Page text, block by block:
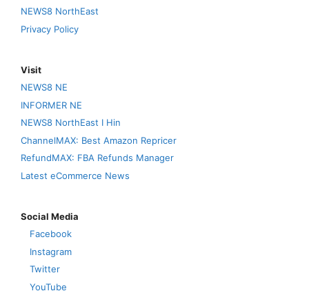
NEWS8 NorthEast
Privacy Policy
Visit
NEWS8 NE
INFORMER NE
NEWS8 NorthEast I Hin
ChannelMAX: Best Amazon Repricer
RefundMAX: FBA Refunds Manager
Latest eCommerce News
Social Media
Facebook
Instagram
Twitter
YouTube